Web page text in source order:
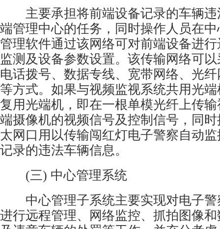
主要承担将前端设备记录的车辆违
端管理中心的任务，同时操作人员在
管理软件通过该网络可对前端设备进
监测及设备参数设置。该传输网络可
电话拨号、数据专线、宽带网络、光
等方式。如果与视频监视系统共用光
复用光端机，即在一根单模光纤上传输
端摄像机的视频信号及控制信号，同
太网口用以传输闯红灯电子警察自动
记录的违法车辆信息。
(三) 中心管理系统
中心管理子系统主要实现对电子警
进行远程管理、网络监控、抓拍图像